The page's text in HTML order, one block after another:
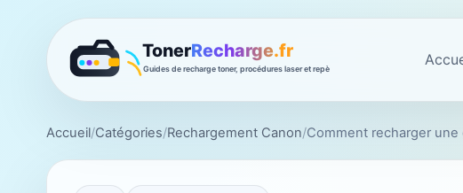
Accueil/Catégories/Rechargement Canon/Comment recharger